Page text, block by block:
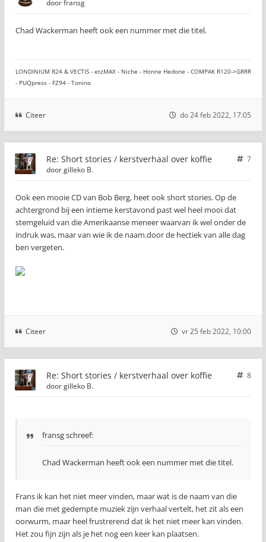
doorfransg
Chad Wackerman heeft ook een nummer met die titel.
LONDINIUM R24 & VECTIS - etzMAX - Niche - Honne Hedone - COMPAK R120->GRRR
- PUQpress - FZ94 - Tonino
Citeer do 24 feb 2022, 17:05
Re: Short stories / kerstverhaal over koffie
7
doorgilleko B.
Ook een mooie CD van Bob Berg, heet ook short stories. Op de
achtergrond bij een intieme kerstavond past wel heel mooi dat
stemgeluid van die Amerikaanse meneer waarvan ik wel onder de
indruk was, maar van wie ik de naam.door de hectiek van alle dag
ben vergeten.
Citeer vr 25 feb 2022, 10:00
Re: Short stories / kerstverhaal over koffie
8
doorgilleko B.
fransg schreef:
Chad Wackerman heeft ook een nummer met die titel.
Frans ik kan het niet meer vinden, maar wat is de naam van die
man die met gedempte muziek zijn verhaal vertelt, het zit als een
oorwurm, maar heel frustrerend dat ik het niet meer kan vinden.
Het zou fijn zijn als je het nog een keer kan plaatsen.